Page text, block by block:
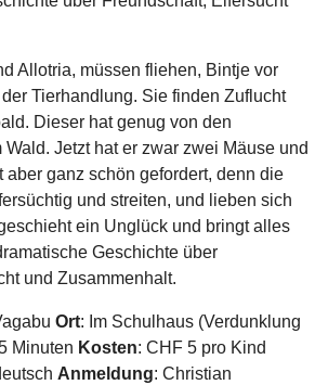
Allotria, müssen fliehen, Bintje vor
Tierhandlung. Sie finden Zuflucht
Dieser hat genug von den
Jetzt hat er zwar zwei Mäuse und
aber ganz schön gefordert, denn die
und streiten, und lieben sich
ein Unglück und bringt alles
Geschichte über
und Zusammenhalt.
Ort: Im Schulhaus (Verdunklung
Minuten Kosten: CHF 5 pro Kind
Anmeldung: Christian